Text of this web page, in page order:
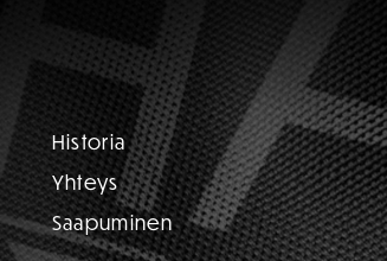
Historia
Yhteys
Saapuminen